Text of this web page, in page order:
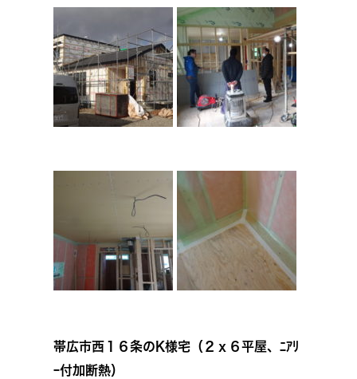
帯広市西１６条のK様宅（２ｘ６平屋、ﾆｱﾘ
ｰ付加断熱）